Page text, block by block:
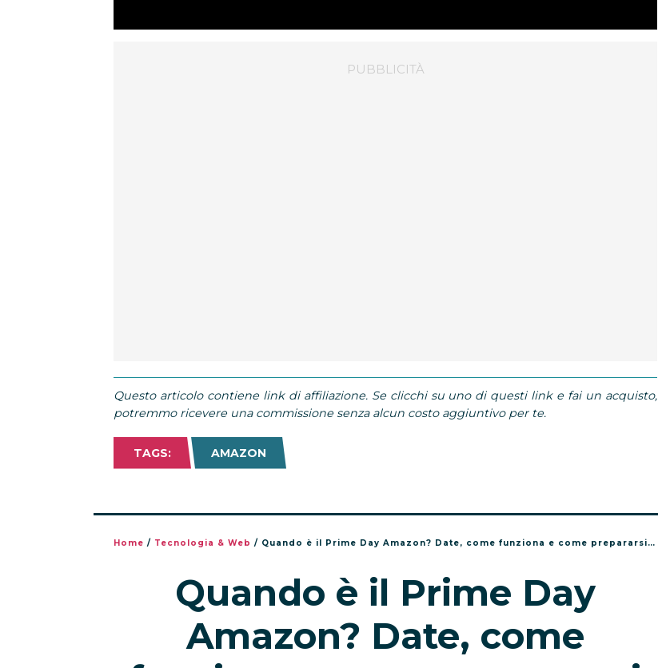
Questo articolo contiene link di affiliazione. Se clicchi su uno di questi link e fai un acquisto,
potremmo ricevere una commissione senza alcun costo aggiuntivo per te.
TAGS: AMAZON
Home / Tecnologia & Web / Quando è il Prime Day Amazon? Date, come funziona e come prepararsi alle offerte
Quando è il Prime Day
Amazon? Date, come